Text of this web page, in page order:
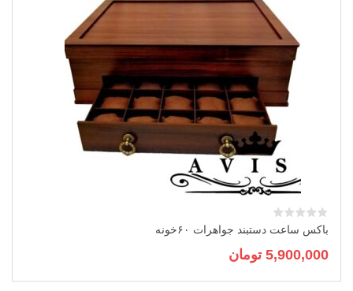
باکس ساعت دستبند جواهرات ۶۰خونه
5,900,000 تومان